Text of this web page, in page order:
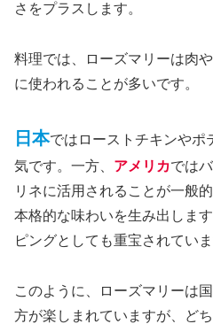
さをプラスします。
料理では、ローズマリーは肉
に使われることが多いです。
日本ではローストチキンやポ
気です。一方、 アメリカでは
リネに活用されることが一般
本格的な味わいを生み出しま
ピングとしても重宝されていま
このように、ローズマリーは
方が楽しまれていますが、ど